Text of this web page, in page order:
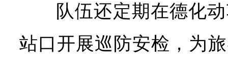
队伍还定期在德化
站口开展巡防安检，为